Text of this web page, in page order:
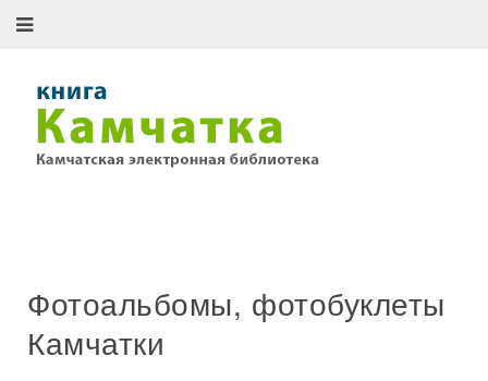
Фотоальбомы, фотобуклеты
Камчатки